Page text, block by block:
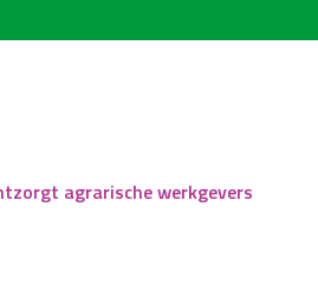
agrarische werkgevers